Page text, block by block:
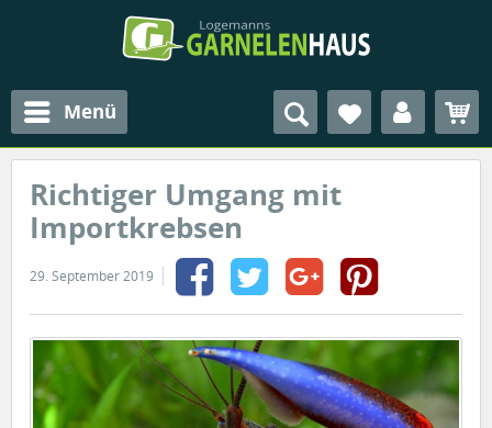
Menü
Richtiger Umgang mit
Importkrebsen
29. September 2019